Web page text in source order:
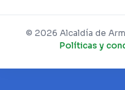
© 2026 Alcaldía de
Políticas y